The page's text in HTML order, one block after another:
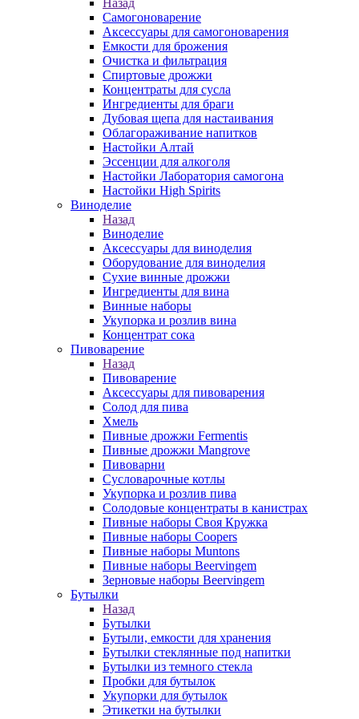
Назад
Самогоноварение
Аксессуары для самогоноварения
Емкости для брожения
Очистка и фильтрация
Спиртовые дрожжи
Концентраты для сусла
Ингредиенты для браги
Дубовая щепа для настаивания
Облагораживание напитков
Настойки Алтай
Эссенции для алкоголя
Настойки Лаборатория самогона
Настойки High Spirits
Виноделие
Назад
Виноделие
Аксессуары для виноделия
Оборудование для виноделия
Сухие винные дрожжи
Ингредиенты для вина
Винные наборы
Укупорка и розлив вина
Концентрат сока
Пивоварение
Назад
Пивоварение
Аксессуары для пивоварения
Солод для пива
Хмель
Пивные дрожжи Fermentis
Пивные дрожжи Mangrove
Пивоварни
Сусловарочные котлы
Укупорка и розлив пива
Солодовые концентраты в канистрах
Пивные наборы Своя Кружка
Пивные наборы Coopers
Пивные наборы Muntons
Пивные наборы Beervingem
Зерновые наборы Beervingem
Бутылки
Назад
Бутылки
Бутыли, емкости для хранения
Бутылки стеклянные под напитки
Бутылки из темного стекла
Пробки для бутылок
Укупорки для бутылок
Этикетки на бутылки